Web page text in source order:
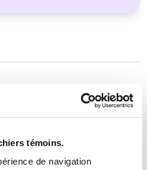
témoins.
de navigation
du dossier